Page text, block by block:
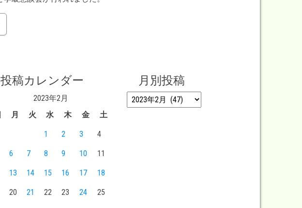
稿カレンダー
2023年2月
月 火 水 木 金 土
1 2 3 4
6 7 8 9 10 11
13 14 15 16 17 18
20 21 22 23 24 25
月別投稿
月別投稿